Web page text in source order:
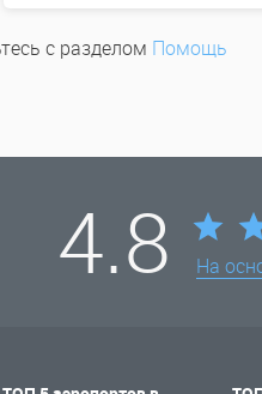
с разделом Помощь
4.8 На